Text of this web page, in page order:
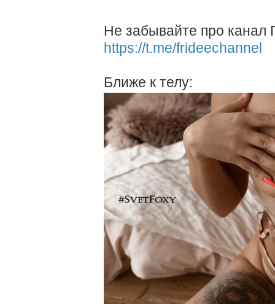
Не забывайте про канал
https://t.me/frideechannel
Ближе к телу: